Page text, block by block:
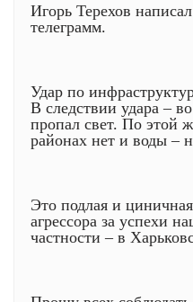
Игорь Терехов
телеграмм.
Удар по
В следствии удара –
пропал свет. По этой
районах нет и воды –
Это подлая и
агрессора за успехи
частности – в